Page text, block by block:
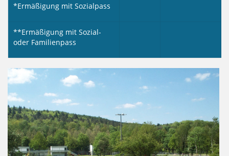
*Ermäßigung mit Sozialpass
**Ermäßigung mit Sozial-
oder Familienpass